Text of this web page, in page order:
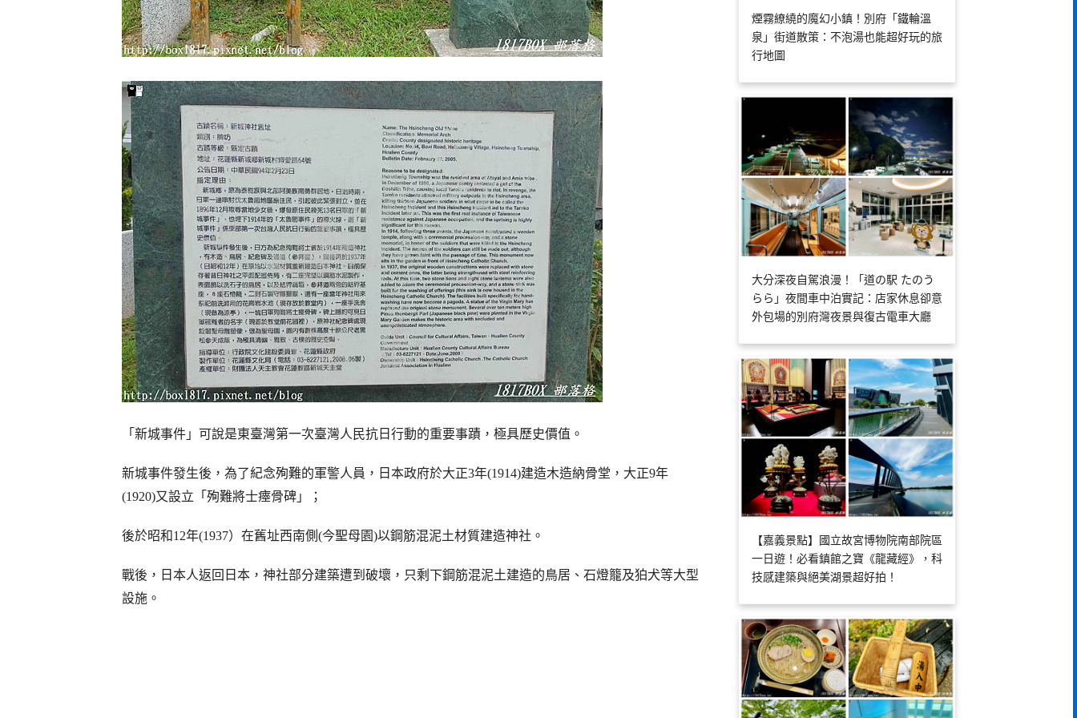
「新城事件」可說是東臺灣第一次臺灣人民抗日行動的重要事蹟，極具歷史價值。
新城事件發生後，為了紀念殉難的軍警人員，日本政府於大正3年(1914)建造木造納骨堂，大正9年
(1920)又設立「殉難將士瘞骨碑」；
後於昭和12年(1937）在舊址西南側(今聖母園)以鋼筋混泥土材質建造神社。
戰後，日本人返回日本，神社部分建築遭到破壞，只剩下鋼筋混泥土建造的鳥居、石燈籠及狛犬等大型
設施。
煙霧繚繞的魔幻小鎮！別府「鐵輪溫
泉」街道散策：不泡湯也能超好玩的旅
行地圖
大分深夜自駕浪漫！「道の駅 たのう
らら」夜間車中泊實記：店家休息卻意
外包場的別府灣夜景與復古電車大廳
【嘉義景點】國立故宮博物院南部院區
一日遊！必看鎮館之寶《龍藏經》，科
技感建築與絕美湖景超好拍！